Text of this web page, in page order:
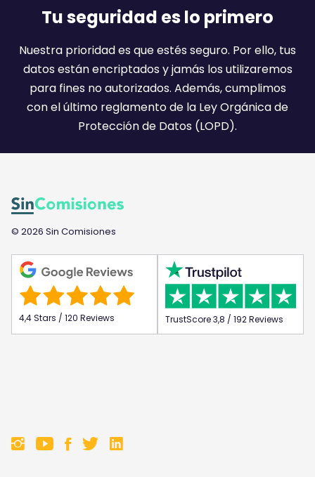
Tu seguridad es lo primero
Nuestra prioridad es que estés seguro. Por ello, tus
datos están encriptados y jamás los utilizaremos
para fines no autorizados. Además, cumplimos
con el último reglamento de la Ley Orgánica de
Protección de Datos (LOPD).
© 2026 Sin Comisiones
4,4 Stars / 120 Reviews TrustScore 3,8 / 192 Reviews
F
F
F F